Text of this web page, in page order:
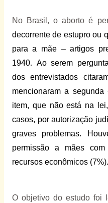
No Brasil, o aborto é
decorrente de estupro ou
para a mãe – artigos
1940. Ao serem
dos entrevistados
mencionaram a
item, que não está na
casos, por autorização
graves problemas.
permissão a mães
recursos econômicos (7%).
O objetivo do estudo foi